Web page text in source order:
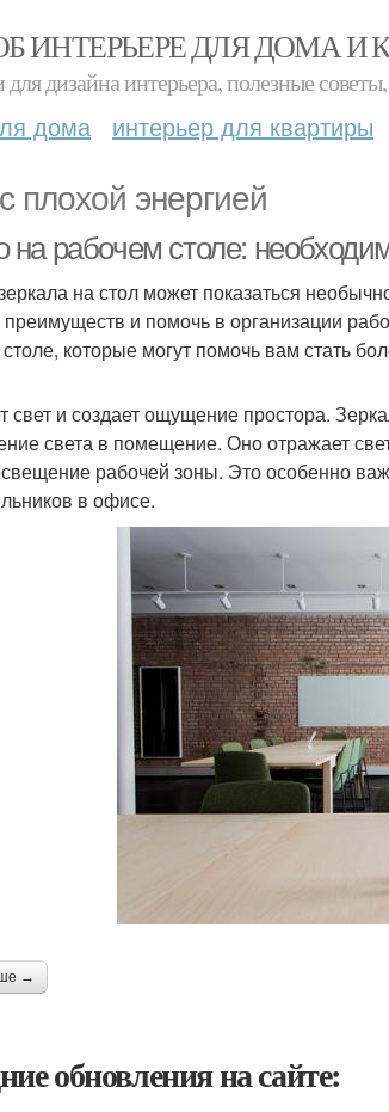
ИНТЕРЬЕРЕ ДЛЯ ДОМА И
дизайна интерьера, полезные
дома интерьер для квартиры
плохой энергией
на рабочем столе:
на стол может показаться
и помочь в организации
столе, которые могут помочь вам стать
свет и создает ощущение простора.
света в помещение. Оно отражает
рабочей зоны. Это особенно
в офисе.
→
обновления на сайте: